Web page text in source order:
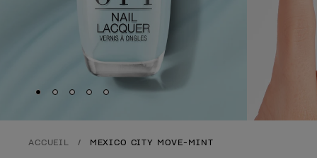
Skip to slide
Skip to slide
Skip to slide
Skip to slide
Skip to slide
ACCUEIL MEXICO CITY MOVE-MINT